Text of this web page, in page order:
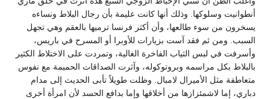
أنطوانيت وسلوكها. وذلك أنها كانت عليمة بأن رجال البلاط ونساءه
يسخرون من سوء طالعها، وأن أكثر فرنسا ترميها بالعقم وهي تجهل
السبب. ومن ثم فقد آست بزيارات للأوبرا أو المسرح في باريس،
وأسرفت في لبس الثياب الفاخرة الغالية، وتمردت على الاختلاط الكثير
بالبلاط بكل مراسمه وبروتوكوله، وآثرت الصداقات الحميمة مع نفوس
متعاطفة مثل الأميرال لامبال. وظلت طويلاً تأبى الحديث إلى مدام
دباري، إما لاشمئزازها من أخلاقها وإما بدافع الحسد لأن امرأة أخرى